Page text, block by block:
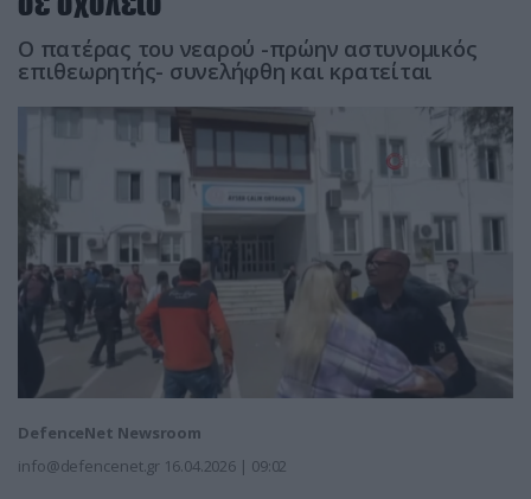
Ο πατέρας του νεαρού -πρώην αστυνομικός
επιθεωρητής- συνελήφθη και κρατείται
DefenceNet Newsroom
info@defencenet.gr 16.04.2026 | 09:02